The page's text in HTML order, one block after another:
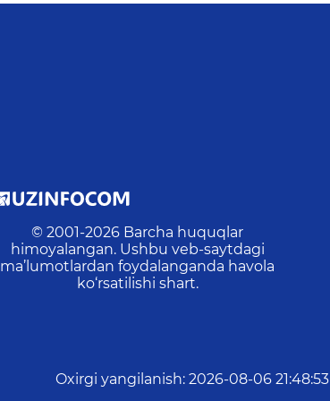
© 2001-2026 Barcha huquqlar
himoyalangan. Ushbu veb-saytdagi
ma’lumotlardan foydalanganda havola
ko‘rsatilishi shart.
Oxirgi yangilanish: 2026-08-06 21:48:53